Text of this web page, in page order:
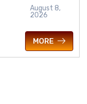
August 8,
2026
MORE